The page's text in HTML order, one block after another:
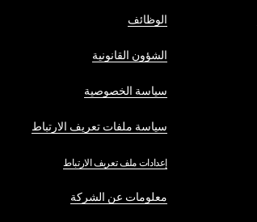
الوظائف
الشؤون القانونية
سياسة الخصوصية
سياسة ملفات تعريف الارتباط
إعدادات ملف تعريف الارتباط
معلومات عن الشركة